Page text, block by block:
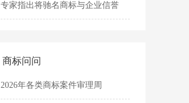
专家指出将驰名商标与企业信誉
商标问问
2026年各类商标案件审理周